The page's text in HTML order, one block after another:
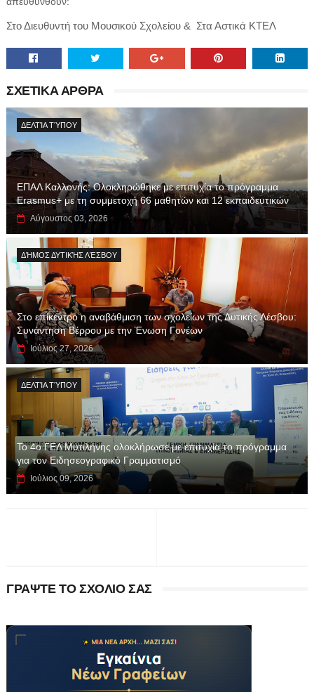
Στο Διευθυντή του Μουσικού Σχολείου & Στα Αστικά ΚΤΕΛ
ΣΧΕΤΙΚΑ ΑΡΘΡΑ
ΔΕΛΤΊΑ ΤΎΠΟΥ
ΕΠΑΛ Καλλονής: Ολοκληρώθηκε με επιτυχία το πρόγραμμα
Erasmus+ με τη συμμετοχή 66 μαθητών και 12 εκπαιδευτικών
Αύγουστος 03, 2026
ΔΉΜΟΣ ΔΥΤΙΚΉΣ ΛΈΣΒΟΥ
Στο επίκεντρο η αναβάθμιση των σχολείων της Δυτικής Λέσβου:
Συνάντηση Βέρρου με την Ένωση Γονέων
Ιούλιος 27, 2026
ΔΕΛΤΊΑ ΤΎΠΟΥ
Το 4ο ΓΕΛ Μυτιλήνης ολοκλήρωσε με επιτυχία το πρόγραμμα
για τον Ειδησεογραφικό Γραμματισμό
Ιούλιος 09, 2026
ΓΡΑΨΤΕ ΤΟ ΣΧΟΛΙΟ ΣΑΣ